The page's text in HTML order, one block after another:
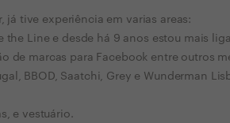
já tive experiência em varias areas:
the Line e desde há 9 anos estou mais
de marcas para Facebook entre outros
BBOD, Saatchi, Grey e Wunderman
e vestuário.